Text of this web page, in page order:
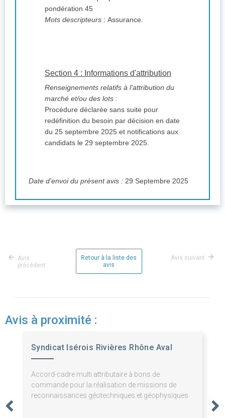
pondération 45
Mots descripteurs : Assurance.
Section 4 : Informations d'attribution
Renseignements relatifs à l'attribution du
marché et/ou des lots :
Procédure déclarée sans suite pour
redéfinition du besoin par décision en date
du 25 septembre 2025 et notifications aux
candidats le 29 septembre 2025.
Date d'envoi du présent avis : 29 Septembre 2025
Avis
précédent
Retour à la liste des
avis
Avis suivant
Avis à proximité :
Syndicat Isérois Rivières Rhône Aval
Accord-cadre multi attributaire à bons de
commande pour la réalisation de missions de
reconnaissances géotechniques et géophysiques